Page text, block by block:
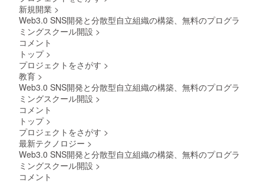
新規開業 >
Web3.0 SNS開発と分散型自立組織の構築、無料のプログラ
ミングスクール開設 >
コメント
トップ >
プロジェクトをさがす >
教育 >
Web3.0 SNS開発と分散型自立組織の構築、無料のプログラ
ミングスクール開設 >
コメント
トップ >
プロジェクトをさがす >
最新テクノロジー >
Web3.0 SNS開発と分散型自立組織の構築、無料のプログラ
ミングスクール開設 >
コメント